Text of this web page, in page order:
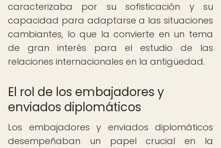
caracterizaba por su sofisticación y su
capacidad para adaptarse a las situaciones
cambiantes, lo que la convierte en un tema
de gran interés para el estudio de las
relaciones internacionales en la antigüedad.
El rol de los embajadores y
enviados diplomáticos
Los embajadores y enviados diplomáticos
desempeñaban un papel crucial en la